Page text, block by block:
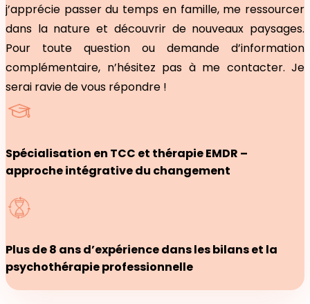
j’apprécie passer du temps en famille, me ressourcer
dans la nature et découvrir de nouveaux paysages.
Pour toute question ou demande d’information
complémentaire, n’hésitez pas à me contacter. Je
serai ravie de vous répondre !
Spécialisation en TCC et thérapie EMDR –
approche intégrative du changement
Plus de 8 ans d’expérience dans les bilans et la
psychothérapie professionnelle